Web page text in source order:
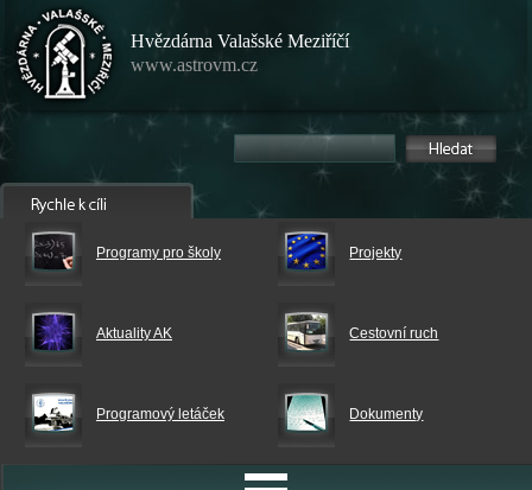
Hvězdárna Valašské Meziříčí
www.astrovm.cz
Programy pro školy Projekty
Aktuality AK Cestovní ruch
Programový letáček Dokumenty